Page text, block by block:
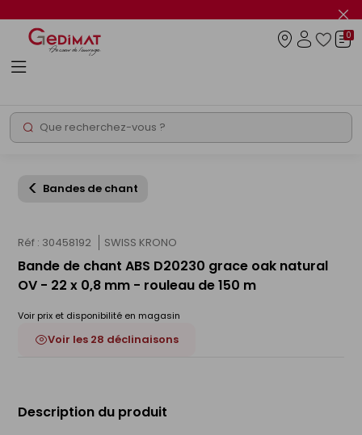
le
info
Rechercher
0
Bandes de chant
Réf : 30458192 SWISS KRONO
Bande de chant ABS D20230 grace oak natural
OV - 22 x 0,8 mm - rouleau de 150 m
Voir prix et disponibilité en magasin
Voir les 28 déclinaisons
Description du produit